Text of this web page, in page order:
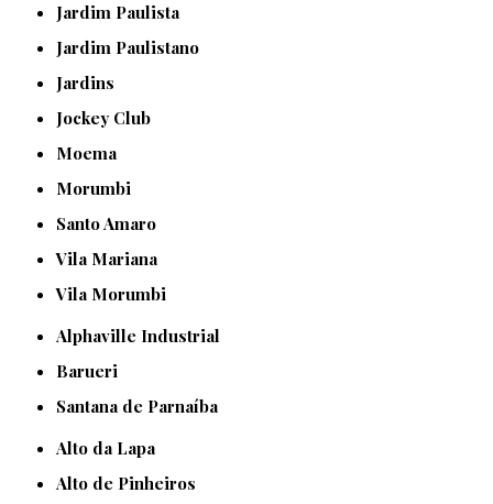
Jardim Paulista
Jardim Paulistano
Jardins
Jockey Club
Moema
Morumbi
Santo Amaro
Vila Mariana
Vila Morumbi
Alphaville Industrial
Barueri
Santana de Parnaíba
Alto da Lapa
Alto de Pinheiros